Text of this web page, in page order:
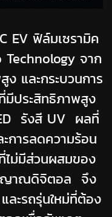
EV ฟิล์มเซรามิค
จาก
และกระบวนการ
มีประสิทธิภาพสูง
รังสี UV ผลที่
การลดความร้อน
ม่มีส่วนผสมของ
ญาณดิจิตอล จึง
ะรถรุ่นใหม่ที่ต้อง